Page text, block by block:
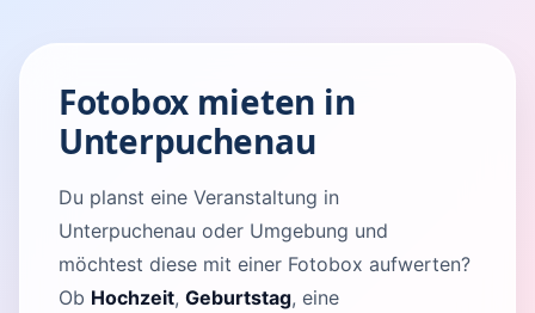
Fotobox mieten in
Unterpuchenau
Du planst eine Veranstaltung in
Unterpuchenau oder Umgebung und
möchtest diese mit einer Fotobox aufwerten?
Ob Hochzeit, Geburtstag, eine